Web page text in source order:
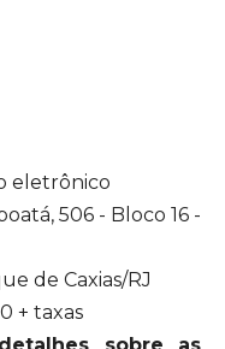
eletrônico
506 - Bloco 16 -
de Caxias/RJ
+ taxas